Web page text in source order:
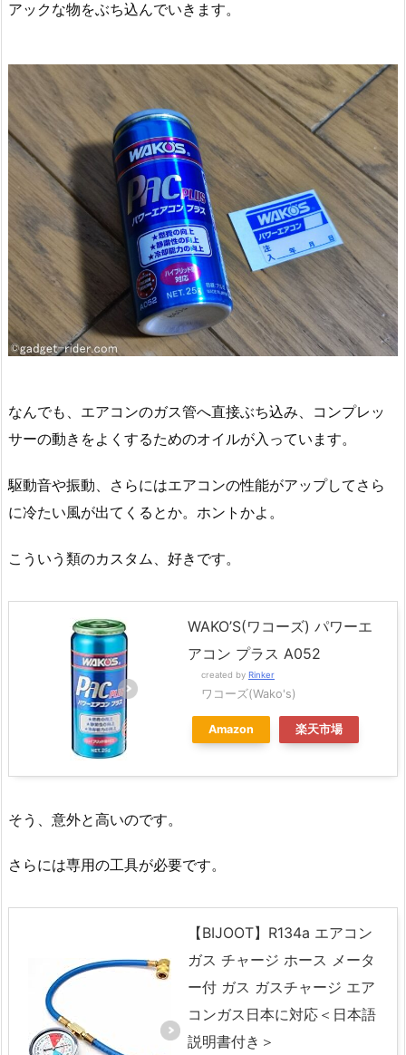
アックな物をぶち込んでいきます。
なんでも、エアコンのガス管へ直接ぶち込み、コンプレッ
サーの動きをよくするためのオイルが入っています。
駆動音や振動、さらにはエアコンの性能がアップしてさら
に冷たい風が出てくるとか。ホントかよ。
こういう類のカスタム、好きです。
WAKO’S(ワコーズ) パワーエ
アコン プラス A052
created by Rinker
ワコーズ(Wako's)
Amazon 楽天市場
そう、意外と高いのです。
さらには専用の工具が必要です。
【BIJOOT】R134a エアコン
ガス チャージ ホース メータ
ー付 ガス ガスチャージ エア
コンガス日本に対応＜日本語
説明書付き＞